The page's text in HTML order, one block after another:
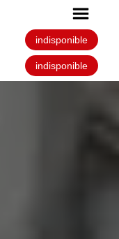
indisponible
indisponible